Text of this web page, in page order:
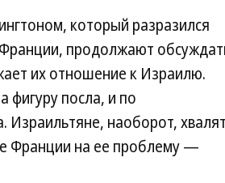
который разразился
продолжают
их отношение к Израилю.
фигуру посла, и по
Израильтяне, наоборот, хвалят
Франции на ее проблему —